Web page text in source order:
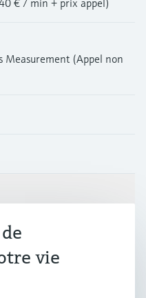
Measurement (Appel non
vie